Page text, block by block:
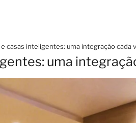
casas inteligentes: uma integração cada
uma